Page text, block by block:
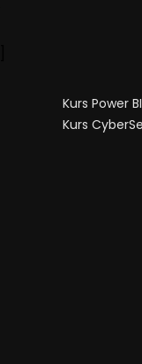
Kurs Power
Kurs